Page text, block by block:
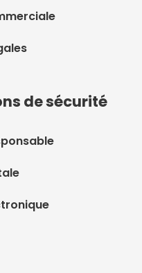
de sécurité